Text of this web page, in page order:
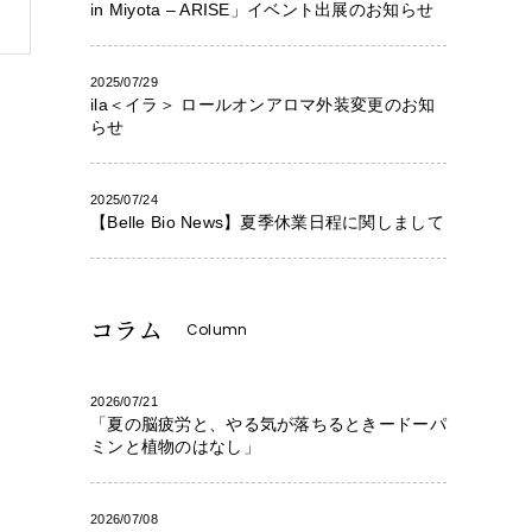
in Miyota – ARISE」イベント出展のお知らせ
2025/07/29
ila＜イラ＞ ロールオンアロマ外装変更のお知
らせ
2025/07/24
【Belle Bio News】夏季休業日程に関しまして
コラム Column
2026/07/21
「夏の脳疲労と、やる気が落ちるときードーパ
ミンと植物のはなし」
2026/07/08